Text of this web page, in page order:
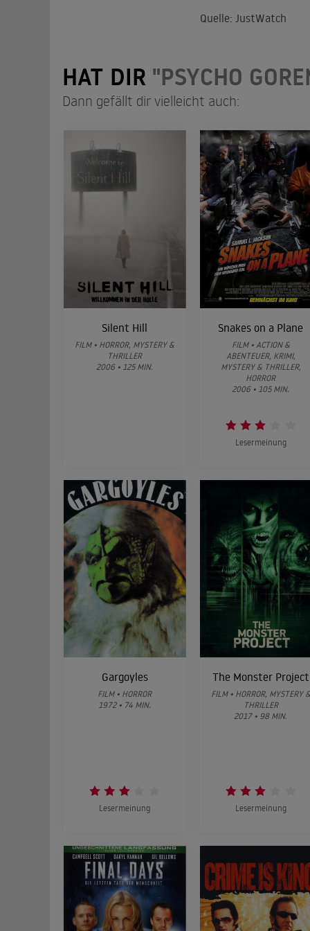
Quelle: JustWatch
HAT DIR "PSYCHO
Dann gefällt dir vielleicht auch:
Silent Hill
FILM • HORROR, MYSTERY &
THRILLER
2006 • 125 MIN.
Snakes on a Plane
FILM • ACTION &
ABENTEUER, KRIMI,
MYSTERY & THRILLER,
HORROR
2006 • 105 MIN.
Lesermeinung
Gargoyles
FILM • HORROR
1972 • 74 MIN.
Lesermeinung
The Monster Project
FILM • HORROR, MYSTERY &
THRILLER
2017 • 98 MIN.
Lesermeinung